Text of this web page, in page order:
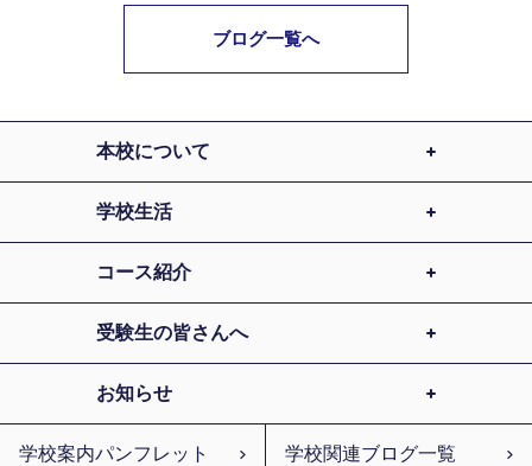
ブログ一覧へ
本校について
学校生活
コース紹介
受験生の皆さんへ
お知らせ
学校案内パンフレット 学校関連ブログ一覧